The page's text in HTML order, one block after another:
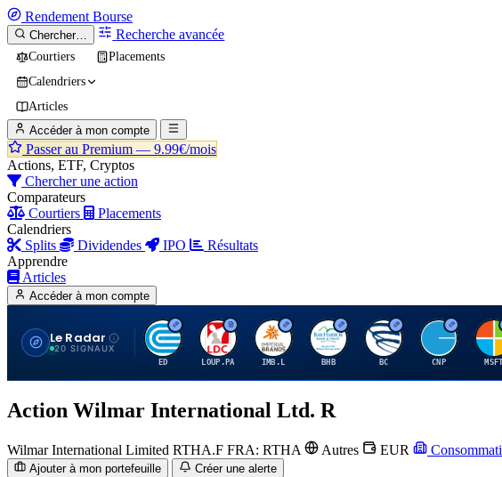
Rendement Bourse
Chercher… Recherche avancée
Courtiers
Placements
Calendriers
Articles
Accéder à mon compte
Passer au Premium — 9.99€/mois
Actions, ETF, Cryptos
Chercher une action
Comparateurs
Courtiers
Placements
Calendriers
Splits
Dividendes IPO
Résultats
Apprendre
Articles
Accéder à mon compte
Le Radar
20 SIGNAUX
C
ED
L
LOUP.PA
I
IMB.L
B
BHB
B
BC
C
CNP
M
MSFT
Action Wilmar International Ltd. R
Wilmar International Limited RTHA.F FRA: RTHA Autres EUR
Ajouter à mon portefeuille Créer une alerte